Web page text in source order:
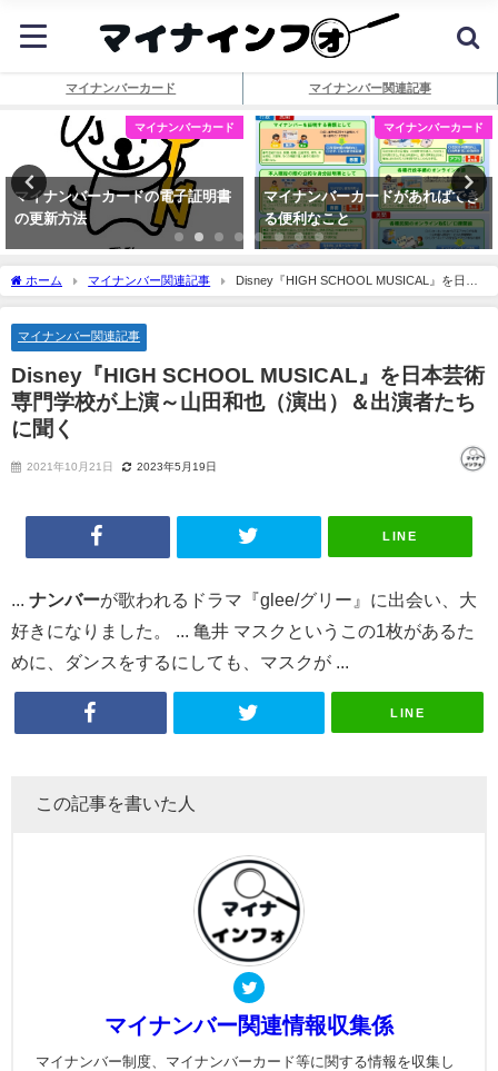
マイナンバーカード マイナンバー関連記事
マイナンバーカード
マイナンバーカードの電子証明書
の更新方法
マイナンバーカード
マイナンバーカードがあればでき
る便利なこと
ホーム マイナンバー関連記事
Disney『HIGH SCHOOL MUSICAL』を日本
芸術専門学校が上演～山田和也（演出）＆出演者たちに聞く
マイナンバー関連記事
Disney『HIGH SCHOOL MUSICAL』を日本芸術
専門学校が上演～山田和也（演出）＆出演者たち
に聞く
2021年10月21日 2023年5月19日
LINE
ナンバーが歌われるドラマ『glee/グリー』に出会い、大
好きになりました。 ... 亀井 マスクというこの1枚があるた
めに、ダンスをするにしても、マスクが ...
LINE
この記事を書いた人
マイナンバー関連情報収集係
マイナンバー制度、マイナンバーカード等に関する情報を収集し